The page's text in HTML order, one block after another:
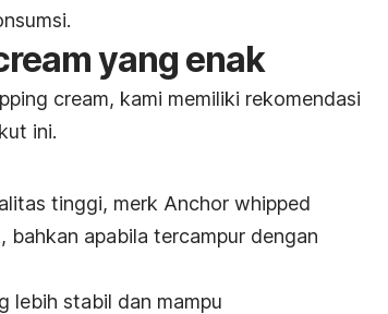
yang enak
cream, kami memiliki rekomendasi
ini.
tinggi, merk Anchor whipped
apabila tercampur dengan
lebih stabil dan mampu